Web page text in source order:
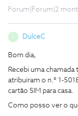
Forum|Forum|2
DulceC
Bom dia,
Recebi uma
atribuiram o n.º 1-
cartão SIM para casa.
Como posso ver o